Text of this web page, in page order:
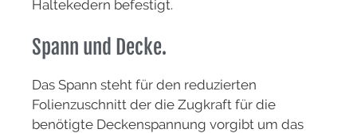
Haltekedern befestigt.
Spann und Decke.
Das Spann steht für den reduzierten
Folienzuschnitt der die Zugkraft für die
benötigte Deckenspannung vorgibt um das